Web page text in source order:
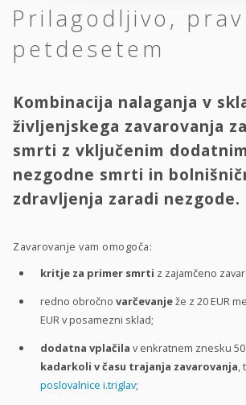
Prilagodljivo,
petdesetem
Kombinacija nalaganja v
življenjskega zavarovanja
smrti z vključenim
nezgodne smrti in
zdravljenja zaradi nezgode.
Zavarovanje vam omogoča:
kritje za primer smrti z zajamčeno
redno obročno varčevanježe z 20 EUR
EUR v posamezni sklad;
dodatna vplačila v enkratnem znesku 50
kadarkoli v času trajanja zavarovanja,
poslovalnice i.triglav;